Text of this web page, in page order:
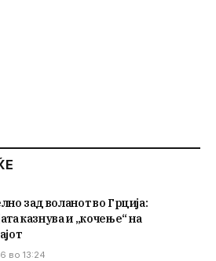
зад воланот во Грција:
казнува и „кочење“ на
во 13:24